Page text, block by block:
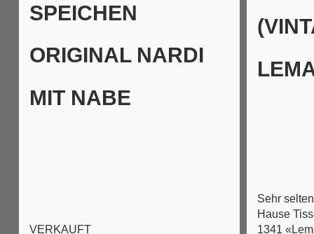
SPEICHEN
ORIGINAL NARDI
MIT NABE
VERKAUFT
Sehr
Hause
1341